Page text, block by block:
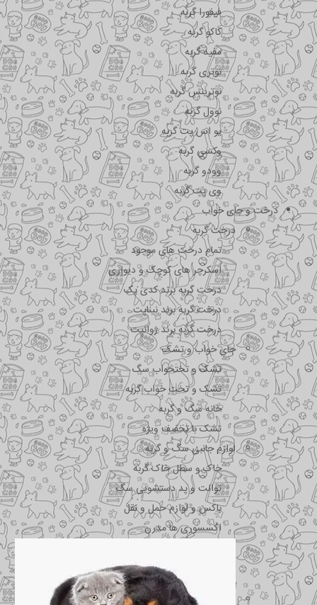
فیفورا گربه
کاکو گربه
مفید گربه
نوتری گربه
نوترینس گربه
نوول گربه
یو اس پت گربه
وکسی گربه
وودو گربه
وی پت گربه
درخت و جای خواب
درخت گربه
تمام درخت های موجود
اسکرچر های کوچک و دیواری
درخت گربه برند کدی پک
درخت گربه برند نیناپت
درخت گربه برند ژوانیت
جای خواب و تشک
تشک و تختحواب سگ
تشک و تخت خواب گربه
خانه سگ و گربه
تشک با تخفیف ویژه
لوازم جانبی سگ و گربه
خاک و سطل خاک گربه
توالت و پد دستشویی سگ
باکس و لوازم حمل و نقل
اکسسوری ها مدرن